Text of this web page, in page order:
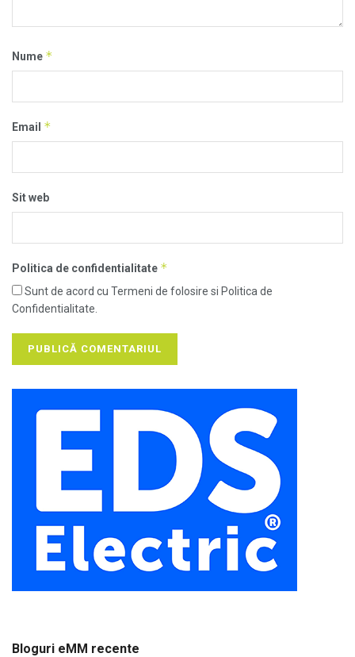
Nume *
Email *
Sit web
Politica de confidentialitate *
Sunt de acord cu Termeni de folosire si Politica de
Confidentialitate.
Bloguri eMM recente